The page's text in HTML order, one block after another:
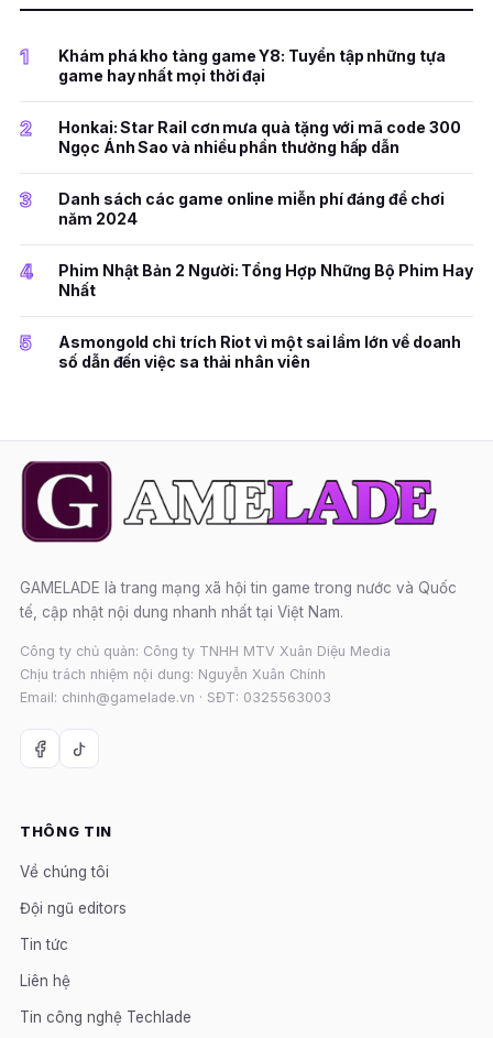
1
Khám phá kho tàng game Y8: Tuyển tập những tựa
game hay nhất mọi thời đại
2
Honkai: Star Rail cơn mưa quà tặng với mã code 300
Ngọc Ánh Sao và nhiều phần thưởng hấp dẫn
3
Danh sách các game online miễn phí đáng để chơi
năm 2024
4
Phim Nhật Bản 2 Người: Tổng Hợp Những Bộ Phim Hay
Nhất
5
Asmongold chỉ trích Riot vì một sai lầm lớn về doanh
số dẫn đến việc sa thải nhân viên
GAMELADE là trang mạng xã hội tin game trong nước và Quốc
tế, cập nhật nội dung nhanh nhất tại Việt Nam.
Công ty chủ quản: Công ty TNHH MTV Xuân Diệu Media
Chịu trách nhiệm nội dung: Nguyễn Xuân Chính
Email: chinh@gamelade.vn · SĐT: 0325563003
THÔNG TIN
Về chúng tôi
Đội ngũ editors
Tin tức
Liên hệ
Tin công nghệ Techlade